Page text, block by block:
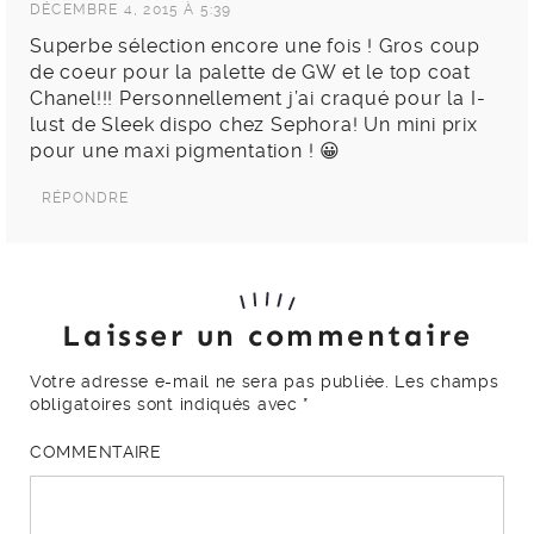
DÉCEMBRE 4, 2015 À 5:39
Superbe sélection encore une fois ! Gros coup
de coeur pour la palette de GW et le top coat
Chanel!!! Personnellement j’ai craqué pour la I-
lust de Sleek dispo chez Sephora! Un mini prix
pour une maxi pigmentation ! 😀
RÉPONDRE
Laisser un commentaire
Votre adresse e-mail ne sera pas publiée.
Les champs
obligatoires sont indiqués avec *
COMMENTAIRE